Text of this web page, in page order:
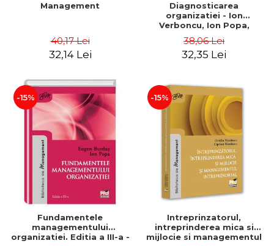
Management
40,17 Lei
32,14 Lei
Diagnosticarea
organizatiei - Ion
Verboncu, Ion Popa,
38,06 Lei
32,35 Lei
-15%
Fundamentele
managementului
organizatiei. Editia a III-a -
-15%
Intreprinzatorul,
intreprinderea mica si
mijlocie si managementul